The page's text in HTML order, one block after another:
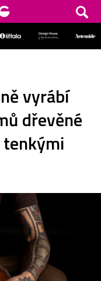
vyrábí
dřevěné